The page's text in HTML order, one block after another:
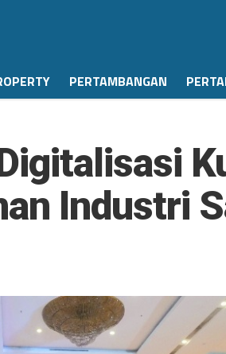
PERTAMBANGAN
Industri